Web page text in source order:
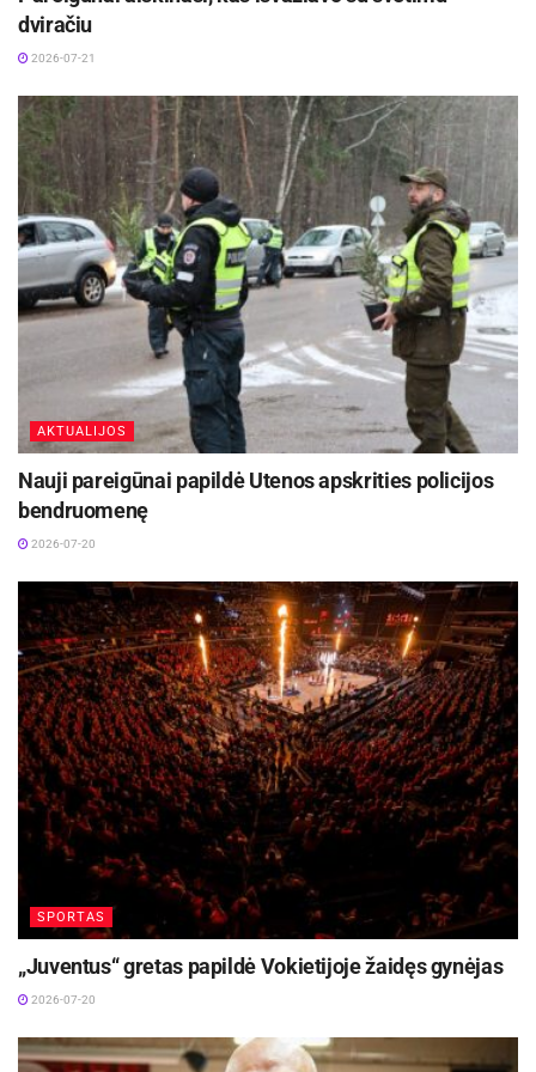
dviračiu
2026-07-21
AKTUALIJOS
Nauji pareigūnai papildė Utenos apskrities policijos
bendruomenę
2026-07-20
SPORTAS
„Juventus“ gretas papildė Vokietijoje žaidęs gynėjas
2026-07-20